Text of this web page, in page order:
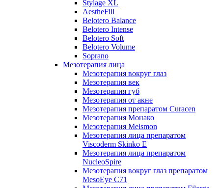
Stylage XL
AestheFill
Belotero Balance
Belotero Intense
Belotero Soft
Belotero Volume
Soprano
Мезотерапия лица
Мезотерапия вокруг глаз
Мезотерапия век
Мезотерапия губ
Мезотерапия от акне
Мезотерапия препаратом Curacen
Мезотерапия Монако
Мезотерапия Melsmon
Мезотерапия лица препаратом
Viscoderm Skinko E
Мезотерапия лица препаратом
NucleoSpire
Мезотерапия вокруг глаз препаратом
MesoEye С71